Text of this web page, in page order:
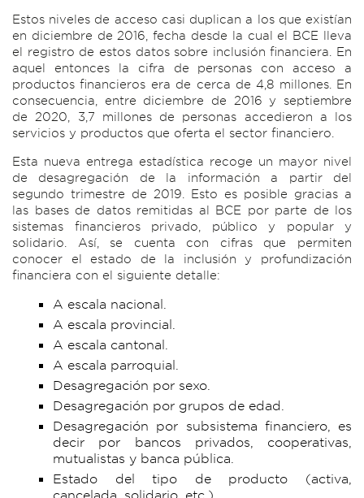
Estos niveles de acceso casi duplican a los que existían
en diciembre de 2016, fecha desde la cual el BCE lleva
el registro de estos datos sobre inclusión financiera. En
aquel entonces la cifra de personas con acceso a
productos financieros era de cerca de 4,8 millones. En
consecuencia, entre diciembre de 2016 y septiembre
de 2020, 3,7 millones de personas accedieron a los
servicios y productos que oferta el sector financiero.
Esta nueva entrega estadística recoge un mayor nivel
de desagregación de la información a partir del
segundo trimestre de 2019. Esto es posible gracias a
las bases de datos remitidas al BCE por parte de los
sistemas financieros privado, público y popular y
solidario. Así, se cuenta con cifras que permiten
conocer el estado de la inclusión y profundización
financiera con el siguiente detalle:
A escala nacional.
A escala provincial.
A escala cantonal.
A escala parroquial.
Desagregación por sexo.
Desagregación por grupos de edad.
Desagregación por subsistema financiero, es
decir por bancos privados, cooperativas,
mutualistas y banca pública.
Estado del tipo de producto (activa,